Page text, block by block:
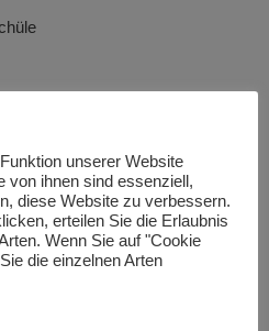
0102 55
unserer Website
von ihnen sind essenziell,
diese Website zu verbessern.
erteilen Sie die Erlaubnis
Wenn Sie auf "Cookie
die einzelnen Arten